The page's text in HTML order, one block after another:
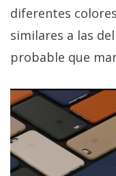
diferentes
similares a las
probable que